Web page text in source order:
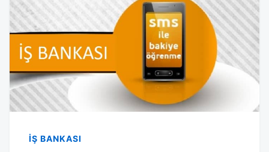
İŞ BANKASI